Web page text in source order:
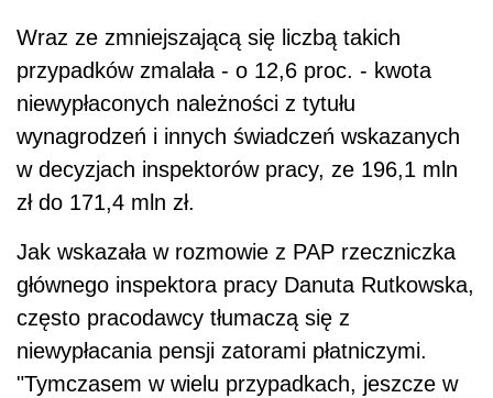
Wraz ze zmniejszającą się liczbą takich
przypadków zmalała - o 12,6 proc. - kwota
niewypłaconych należności z tytułu
wynagrodzeń i innych świadczeń wskazanych
w decyzjach inspektorów pracy, ze 196,1 mln
zł do 171,4 mln zł.
Jak wskazała w rozmowie z PAP rzeczniczka
głównego inspektora pracy Danuta Rutkowska,
często pracodawcy tłumaczą się z
niewypłacania pensji zatorami płatniczymi.
"Tymczasem w wielu przypadkach, jeszcze w